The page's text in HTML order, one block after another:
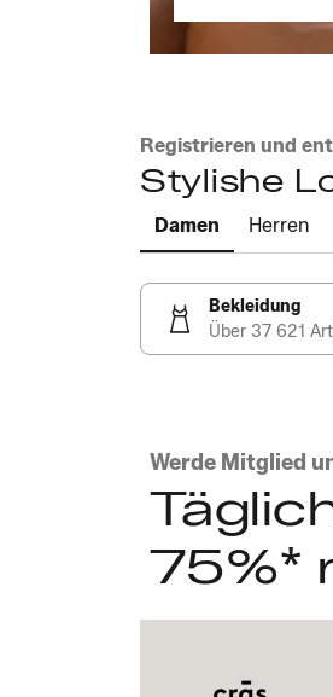
Registrieren und
Stylishe
Damen Herren
Bekleidung
Über 37 621
Werde Mitglied
75%*